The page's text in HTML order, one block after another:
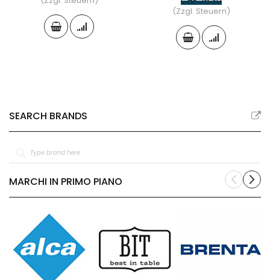
(Zzgl. Steuern)
SEARCH BRANDS
MARCHI IN PRIMO PIANO